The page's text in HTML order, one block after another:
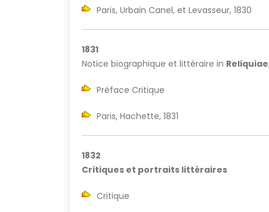
Paris, Urbain Canel, et Levasseur, 1830
1831
Notice biographique et littéraire in Reliquiae
Préface Critique
Paris, Hachette, 1831
1832
Critiques et portraits littéraires
Critique